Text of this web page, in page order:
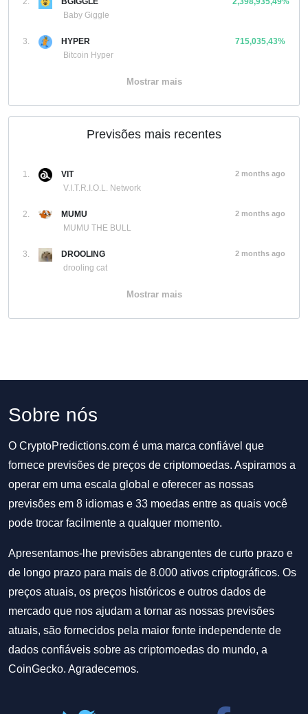
Baby Giggle
3.
HYPER
Bitcoin Hyper
715,035,43%
Mostrar mais
Previsões mais recentes
1.
VIT
V.I.T.R.I.O.L. Network
2 months ago
2.
MUMU
MUMU THE BULL
2 months ago
3.
DROOLING
drooling cat
2 months ago
Mostrar mais
Sobre nós
O CryptoPredictions.com é uma marca confiável que
fornece previsões de preços de criptomoedas. Aspiramos a
operar em uma escala global e oferecer as nossas
previsões em 8 idiomas e 33 moedas entre as quais você
pode trocar facilmente a qualquer momento.
Apresentamos-lhe previsões abrangentes de curto prazo e
de longo prazo para mais de 8.000 ativos criptográficos. Os
preços atuais, os preços históricos e outros dados de
mercado que nos ajudam a tornar as nossas previsões
atuais, são fornecidos pela maior fonte independente de
dados confiáveis sobre as criptomoedas do mundo, a
CoinGecko. Agradecemos.